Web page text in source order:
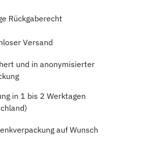
Rückgaberecht
Versand
und in anonymisierter
in 1 bis 2 Werktagen
auf Wunsch